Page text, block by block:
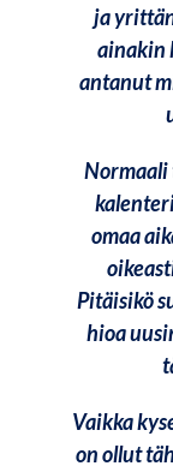
ja
ainakin
antanut
omaa
Pitäisikö
hioa
Vaikka
on ollut